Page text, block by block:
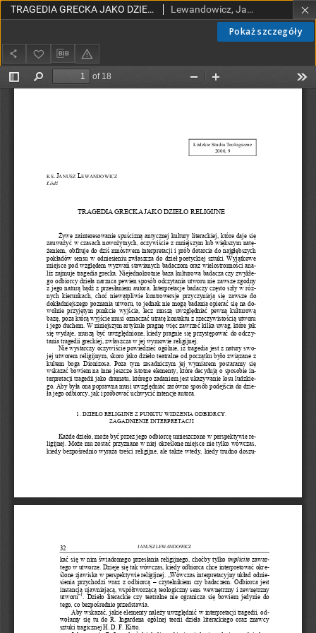
Pokaż szczegóły
TRAGEDIA GRECKA JAKO DZIEŁO RELIGIJNE Lewandowicz, Janusz, ks.